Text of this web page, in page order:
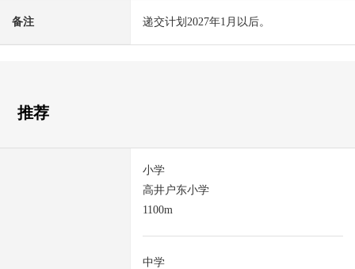
备注 递交计划2027年1月以后。
推荐
小学
高井户东小学
1100m
中学